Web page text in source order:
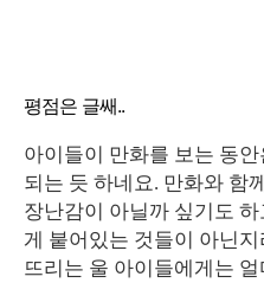
평점은 글쌔..
아이들이 만화를 보는 동
되는 듯 하네요. 만화와 함
장난감이 아닐까 싶기도
게 붙어있는 것들이 아닌
뜨리는 울 아이들에게는